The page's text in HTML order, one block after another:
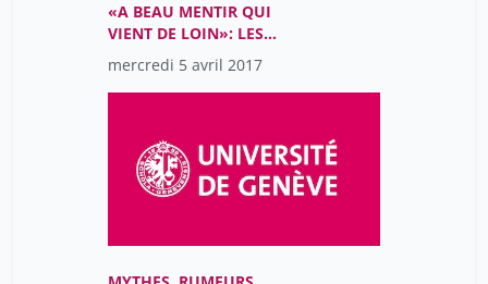
«A BEAU MENTIR QUI
VIENT DE LOIN»: LES
VOYAGEURS À
L’ÉPREUVE DU DOUTE
(16E-17E SIÈCLES)
mercredi 5 avril 2017